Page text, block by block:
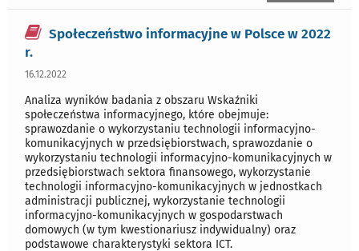
Społeczeństwo informacyjne w Polsce w 2022
r.
16.12.2022
Analiza wyników badania z obszaru Wskaźniki
społeczeństwa informacyjnego, które obejmuje:
sprawozdanie o wykorzystaniu technologii informacyjno-
komunikacyjnych w przedsiębiorstwach, sprawozdanie o
wykorzystaniu technologii informacyjno-komunikacyjnych w
przedsiębiorstwach sektora finansowego, wykorzystanie
technologii informacyjno-komunikacyjnych w jednostkach
administracji publicznej, wykorzystanie technologii
informacyjno-komunikacyjnych w gospodarstwach
domowych (w tym kwestionariusz indywidualny) oraz
podstawowe charakterystyki sektora ICT.